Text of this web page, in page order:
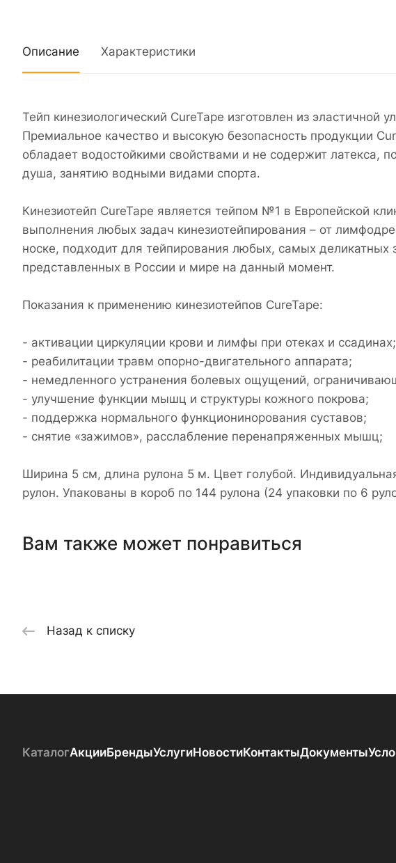
Описание Характеристики
Тейп кинезиологический CureTape изготовлен из
Премиальное качество и высокую безопасность продукции
обладает водостойкими свойствами и не содержит латекса,
душа, занятию водными видами спорта.
Кинезиотейп CureTape является тейпом №1 в Европейской
выполнения любых задач кинезиотейпирования – от
носке, подходит для тейпирования любых, самых
представленных в России и мире на данный момент.
Показания к применению кинезиотейпов CureTape:
- активации циркуляции крови и лимфы при отеках и ссадинах;
- реабилитации травм опорно-двигательного аппарата;
- немедленного устранения болевых ощущений,
- улучшение функции мышц и структуры кожного покрова;
- поддержка нормального функционинорования суставов;
- снятие «зажимов», расслабление перенапряженных мышц;
Ширина 5 см, длина рулона 5 м. Цвет голубой.
рулон. Упакованы в короб по 144 рулона (24 упаковки по 6
Вам также может понравиться
Назад к списку
КаталогАкцииБрендыУслугиНовостиКонтактыДокументы